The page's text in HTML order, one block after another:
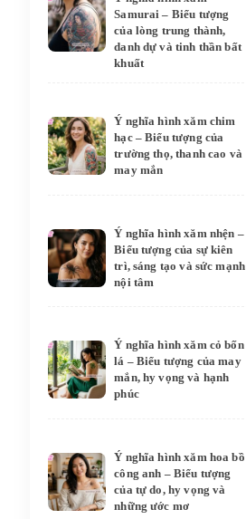
Samurai – Biểu tượng
của lòng trung thành,
danh dự và tinh thần bất
khuất
Ý nghĩa hình xăm chim
hạc – Biểu tượng của
trường thọ, thanh cao và
may mắn
Ý nghĩa hình xăm nhện –
Biểu tượng của sự kiên
trì, sáng tạo và sức mạnh
nội tâm
Ý nghĩa hình xăm cỏ bốn
lá – Biểu tượng của may
mắn, hy vọng và hạnh
phúc
Ý nghĩa hình xăm hoa bồ
công anh – Biểu tượng
của tự do, hy vọng và
những ước mơ